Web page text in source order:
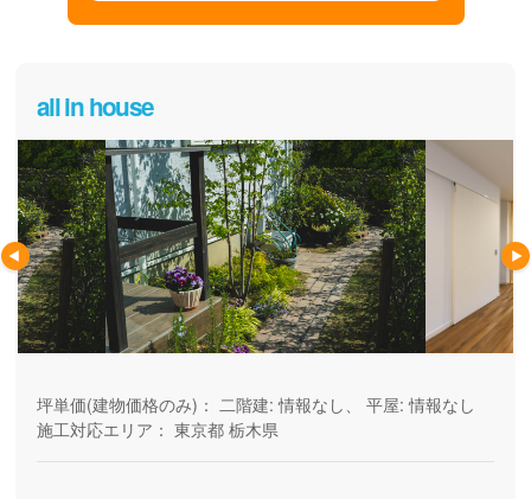
all in house
坪単価(建物価格のみ)： 二階建: 情報なし、 平屋: 情報なし
施工対応エリア： 東京都 栃木県